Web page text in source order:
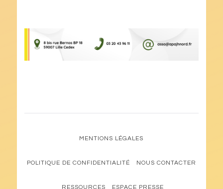
MENTIONS LÉGALES
POLITIQUE DE CONFIDENTIALITÉ NOUS CONTACTER
RESSOURCES ESPACE PRESSE